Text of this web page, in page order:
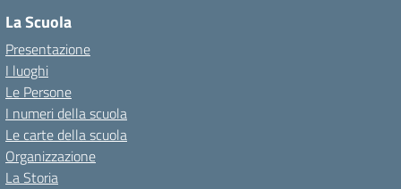
La Scuola
Presentazione
I luoghi
Le Persone
I numeri della scuola
Le carte della scuola
Organizzazione
La Storia